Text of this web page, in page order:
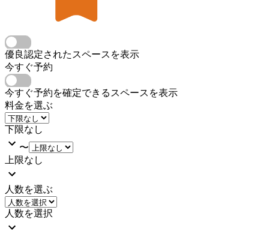
優良認定されたスペースを表示
今すぐ予約
今すぐ予約を確定できるスペースを表示
料金を選ぶ
下限なし
〜
上限なし
人数を選ぶ
人数を選択